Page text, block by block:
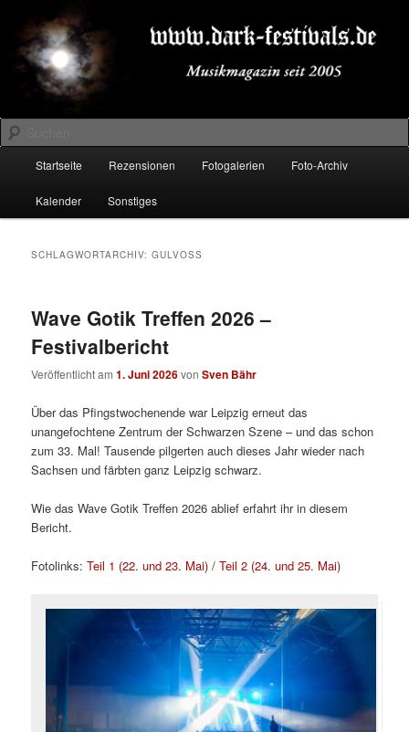
primären
Inhalt
springen
sekundären
Inhalt
springenDARK-FESTIVALS.DE
Suchen
Startseite Rezensionen Fotogalerien Foto-Archiv
Kalender Sonstiges
SCHLAGWORTARCHIV:GULVOSS
Wave Gotik Treffen 2026 –
Festivalbericht
Veröffentlicht am1. Juni 2026vonSven Bähr
Über das Pfingstwochenende war Leipzig erneut das
unangefochtene Zentrum der Schwarzen Szene – und das schon
zum 33. Mal! Tausende pilgerten auch dieses Jahr wieder nach
Sachsen und färbten ganz Leipzig schwarz.
Wie das Wave Gotik Treffen 2026 ablief erfahrt ihr in diesem
Bericht.
Fotolinks:Teil 1 (22. und 23. Mai) /Teil 2 (24. und 25. Mai)